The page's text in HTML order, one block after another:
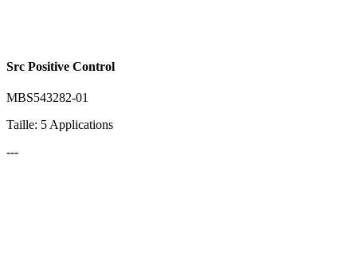
Src Positive Control
MBS543282-01
Taille: 5 Applications
---